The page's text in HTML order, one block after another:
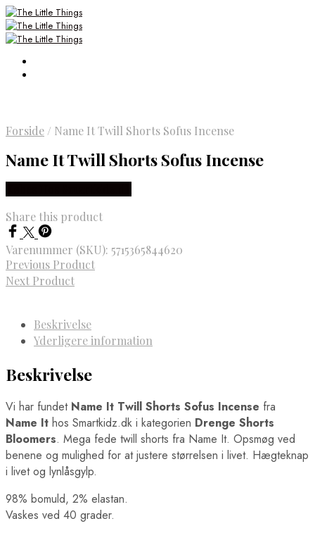
Forside / Name It Twill Shorts Sofus Incense
Name It Twill Shorts Sofus Incense
Share this product
Varenummer (SKU): 5715365844620
Previous Product
Next Product
Beskrivelse
Yderligere information
Beskrivelse
Vi har fundet Name It Twill Shorts Sofus Incense fra
Name It hos Smartkidz.dk i kategorien Drenge Shorts
Bloomers. Mega fede twill shorts fra Name It. Opsmøg ved
benene og mulighed for at justere størrelsen i livet. Hægteknap
i livet og lynlåsgylp.
98% bomuld, 2% elastan.
Vaskes ved 40 grader.